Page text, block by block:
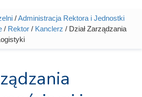
/Administracja Rektora i Jednostki
/ Rektor / Kanclerz / Dział Zarządzania